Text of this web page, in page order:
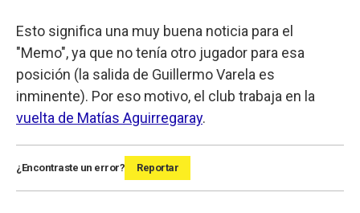
Esto significa una muy buena noticia para el
"Memo", ya que no tenía otro jugador para esa
posición (la salida de Guillermo Varela es
inminente). Por eso motivo, el club trabaja en la
vuelta de Matías Aguirregaray.
¿Encontraste un error? Reportar